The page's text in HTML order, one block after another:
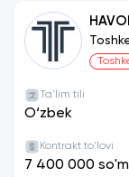
Ta'lim tili
O‘zbek
Kontrakt to'lovi
7 400 000